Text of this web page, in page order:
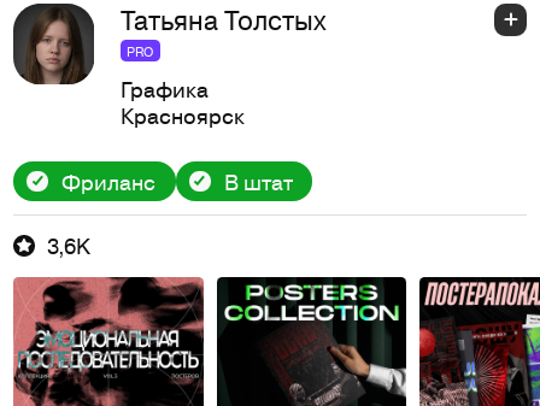
Татьяна Толстых
PRO
Графика
Красноярск
Фриланс В штат
3,6K